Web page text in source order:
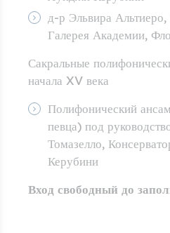
д-р Эльвира Альтиеро,
Галерея Академии,
Сакральные
начала XV века
Полифонический
певца) под
Томазелло,
Керубини
Вход свободный до